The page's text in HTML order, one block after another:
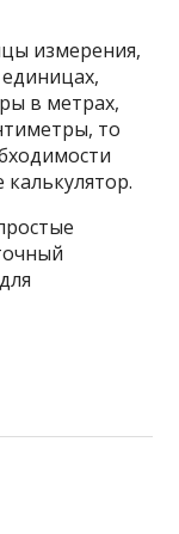
измерения,
в метрах,
то